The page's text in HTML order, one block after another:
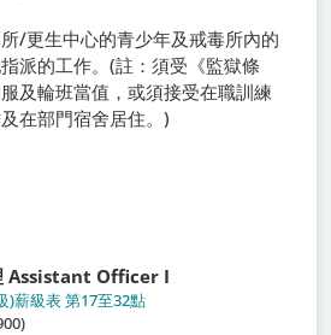
/更生中心的青少年及戒毒所內的
派的工作。(註：須受《監獄條
及輪班當值，或須接受在職訓練
在部門宿舍居住。)
Assistant Officer I
)薪級表 第17至32點